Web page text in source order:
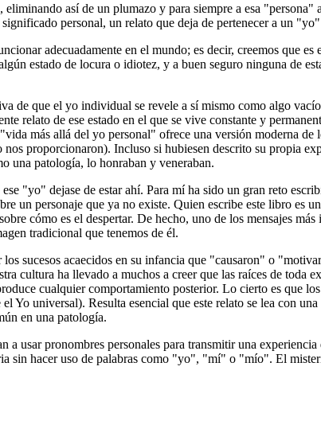
así de un plumazo y para siempre a esa "persona"
personal, un relato que deja de pertenecer a un
adecuadamente en el mundo; es decir, creemos que
estado de locura o idiotez, y a buen seguro ninguna de
de que el yo individual se revele a sí mismo como algo
relato de ese estado en el que se vive constante y
más allá del yo personal" ofrece una versión moderna de
proporcionaron). Incluso si hubiesen descrito su propia
una patología, lo honraban y veneraban.
"yo" dejase de estar ahí. Para mí ha sido un gran reto
un personaje que ya no existe. Quien escribe este libro es
cómo es el despertar. De hecho, uno de los mensajes
tradicional que tenemos de él.
sucesos acaecidos en su infancia que "causaron" o
cultura ha llevado a muchos a creer que las raíces de toda
cualquier comportamiento posterior. Lo cierto es que
Yo universal). Resulta esencial que este relato se lea con
en una patología.
usar pronombres personales para transmitir una
sin hacer uso de palabras como "yo", "mí" o "mío". El